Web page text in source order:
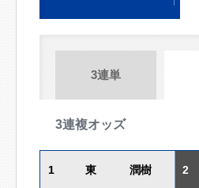
3連単
3連複オッズ
1 東 潤樹 2